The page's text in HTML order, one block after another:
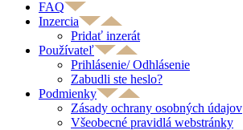
FAQ
Inzercia
Pridať inzerát
Používateľ
Prihlásenie/ Odhlásenie
Zabudli ste heslo?
Podmienky
Zásady ochrany osobných údajov
Všeobecné pravidlá webstránky